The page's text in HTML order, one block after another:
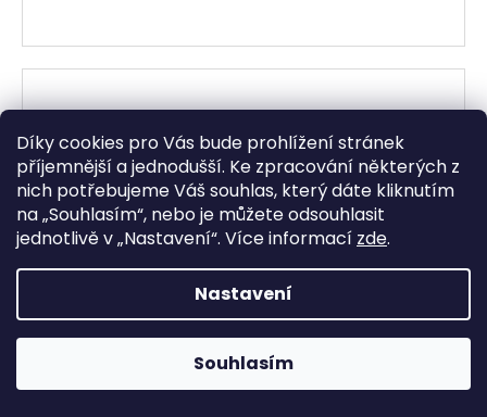
Díky cookies pro Vás bude prohlížení stránek
příjemnější a jednodušší. Ke zpracování některých z
nich potřebujeme Váš souhlas, který dáte kliknutím
na „Souhlasím“, nebo je můžete odsouhlasit
jednotlivě v „Nastavení“. Více informací zde.
Nastavení
Souhlasím